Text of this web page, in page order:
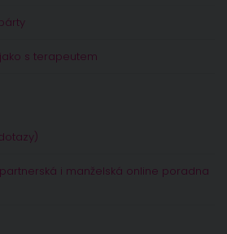
s terapeutem
i manželská online poradna